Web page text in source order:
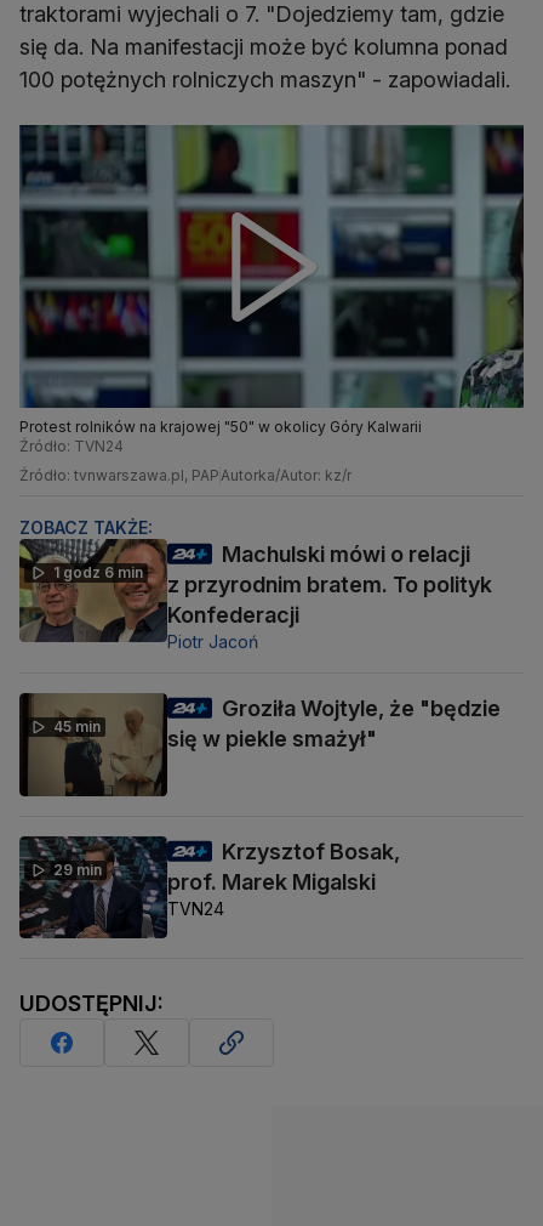
traktorami wyjechali o 7. "Dojedziemy tam, gdzie
się da. Na manifestacji może być kolumna ponad
100 potężnych rolniczych maszyn" - zapowiadali.
Protest rolników na krajowej "50" w okolicy Góry Kalwarii
Źródło: TVN24
Źródło: tvnwarszawa.pl, PAPAutorka/Autor: kz/r
ZOBACZ TAKŻE:
1 godz 6 min
Machulski mówi o relacji
z przyrodnim bratem. To polityk
Konfederacji
Piotr Jacoń
45 min
Groziła Wojtyle, że "będzie
się w piekle smażył"
29 min
Krzysztof Bosak,
prof. Marek Migalski
TVN24
UDOSTĘPNIJ: